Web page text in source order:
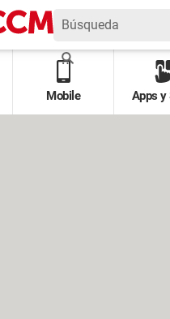
Mobile Apps y